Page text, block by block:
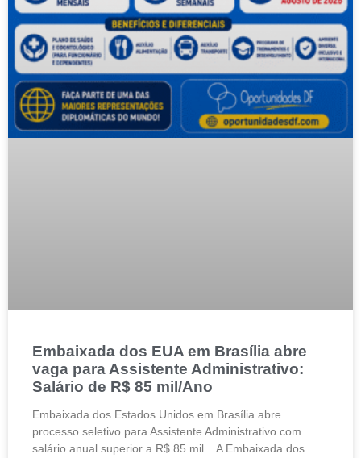
Embaixada dos EUA em Brasília abre
vaga para Assistente Administrativo:
Salário de R$ 85 mil/Ano
Embaixada dos Estados Unidos em Brasília abre
processo seletivo para Assistente Administrativo com
salário anual superior a R$ 85 mil. A Embaixada dos